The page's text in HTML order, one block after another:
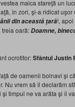
maica stareţă un
în zori, şi-a ridicat
din această ţară!,
treia oară:Doamne,
ocrotitor:Sfântul Justin
de oamenii bolnavi şi
vrem să îl declarăm
timpul ne va arăta şi îi